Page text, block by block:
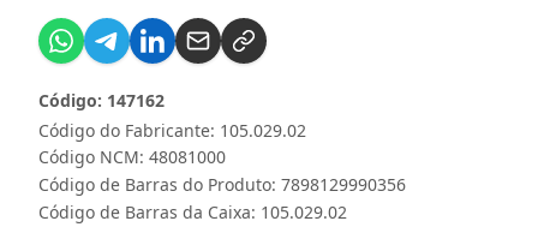
Código do Fabricante: 105.029.02
Código: 147162
Código NCM: 48081000
Código de Barras do Produto: 7898129990356
Código de Barras da Caixa: 105.029.02